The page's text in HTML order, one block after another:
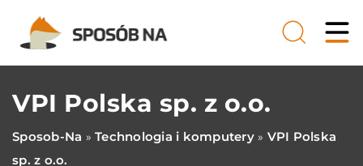
VPI Polska sp. z o.o.
Sposob-Na » Technologia i komputery» VPI Polska
sp. z o.o.